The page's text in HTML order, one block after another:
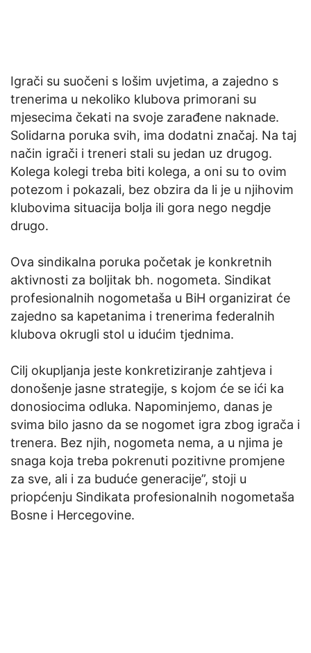
Igrači su suočeni s lošim uvjetima, a zajedno s
trenerima u nekoliko klubova primorani su
mjesecima čekati na svoje zarađene naknade.
Solidarna poruka svih, ima dodatni značaj. Na taj
način igrači i treneri stali su jedan uz drugog.
Kolega kolegi treba biti kolega, a oni su to ovim
potezom i pokazali, bez obzira da li je u njihovim
klubovima situacija bolja ili gora nego negdje
drugo.
Ova sindikalna poruka početak je konkretnih
aktivnosti za boljitak bh. nogometa. Sindikat
profesionalnih nogometaša u BiH organizirat će
zajedno sa kapetanima i trenerima federalnih
klubova okrugli stol u idućim tjednima.
Cilj okupljanja jeste konkretiziranje zahtjeva i
donošenje jasne strategije, s kojom će se ići ka
donosiocima odluka. Napominjemo, danas je
svima bilo jasno da se nogomet igra zbog igrača i
trenera. Bez njih, nogometa nema, a u njima je
snaga koja treba pokrenuti pozitivne promjene
za sve, ali i za buduće generacije”, stoji u
priopćenju Sindikata profesionalnih nogometaša
Bosne i Hercegovine.